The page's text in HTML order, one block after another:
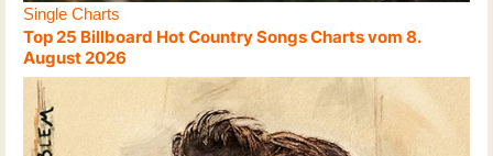
Single Charts
Top 25 Billboard Hot Country Songs Charts vom 8.
August 2026